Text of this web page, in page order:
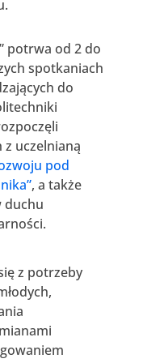
potrwa od 2 do
spotkaniach
do
z uczelnianą
pod
, a także
duchu
z potrzeby